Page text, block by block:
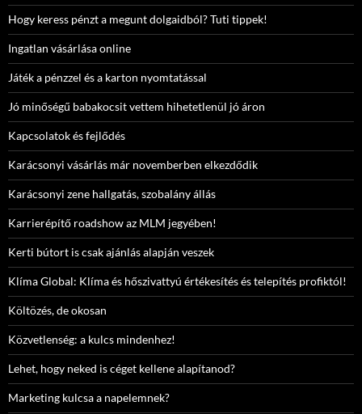
Hogy keress pénzt a megunt dolgaidból? Tuti tippek!
Ingatlan vásárlása online
Játék a pénzzel és a karton nyomtatással
Jó minőségű babakocsit vettem hihetetlenül jó áron
Kapcsolatok és fejlődés
Karácsonyi vásárlás már novemberben elkezdődik
Karácsonyi zene hallgatás, szobalány állás
Karrierépítő roadshow az MLM jegyében!
Kerti bútort is csak ajánlás alapján veszek
Klíma Global: Klíma és hőszivattyú értékesítés és telepítés profiktól!
Költözés, de okosan
Közvetlenség: a kulcs mindenhez!
Lehet, hogy neked is céget kellene alapítanod?
Marketing kulcsa a napelemnek?